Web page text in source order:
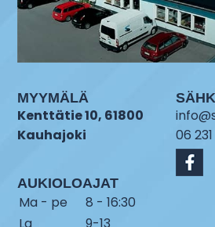
MYYMÄLÄ
Kenttätie 10, 61800
Kauhajoki
AUKIOLOAJAT
Ma - pe
8 - 16:30
06